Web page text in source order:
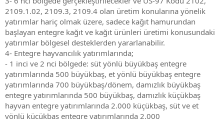
2109.1.02, 2109.3, 2109.4 olan üretim konularına yönelik
yatırımlar hariç olmak üzere, sadece kağıt hamurundan
başlayan entegre kağıt ve kağıt ürünleri üretimi konusundaki
yatırımlar bölgesel desteklerden yararlanabilir.
4- Entegre hayvancılık yatırımlarında;
- 1 inci ve 2 nci bölgede: süt yönlü büyükbaş entegre
yatırımlarında 500 büyükbaş, et yönlü büyükbaş entegre
yatırımlarında 700 büyükbaş/dönem, damızlık büyükbaş
entegre yatırımlarında 500 büyükbaş, damızlık küçükbaş
hayvan entegre yatırımlarında 2.000 küçükbaş, süt ve et
yönlü küçükbaş entegre yatırımlarında 2.000